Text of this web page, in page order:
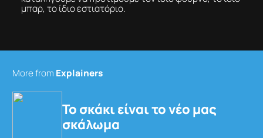
μπαρ, το ίδιο εστιατόριο.
More from Explainers
Το σκάκι είναι το νέο μας
σκάλωμα